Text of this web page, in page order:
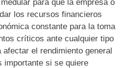
para que la empresa o
los recursos financieros
constante para la toma
críticos ante cualquier tipo
el rendimiento general
importante si se quiere